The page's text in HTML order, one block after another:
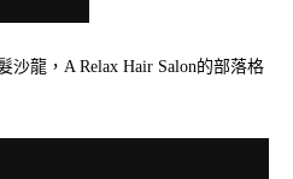
沙龍，A Relax Hair Salon的部落格